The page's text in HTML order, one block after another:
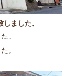
ました。
。
。